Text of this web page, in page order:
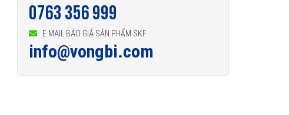
0763 356 999
E MAIL BÁO GIÁ SẢN PHẨM SKF
info@vongbi.com